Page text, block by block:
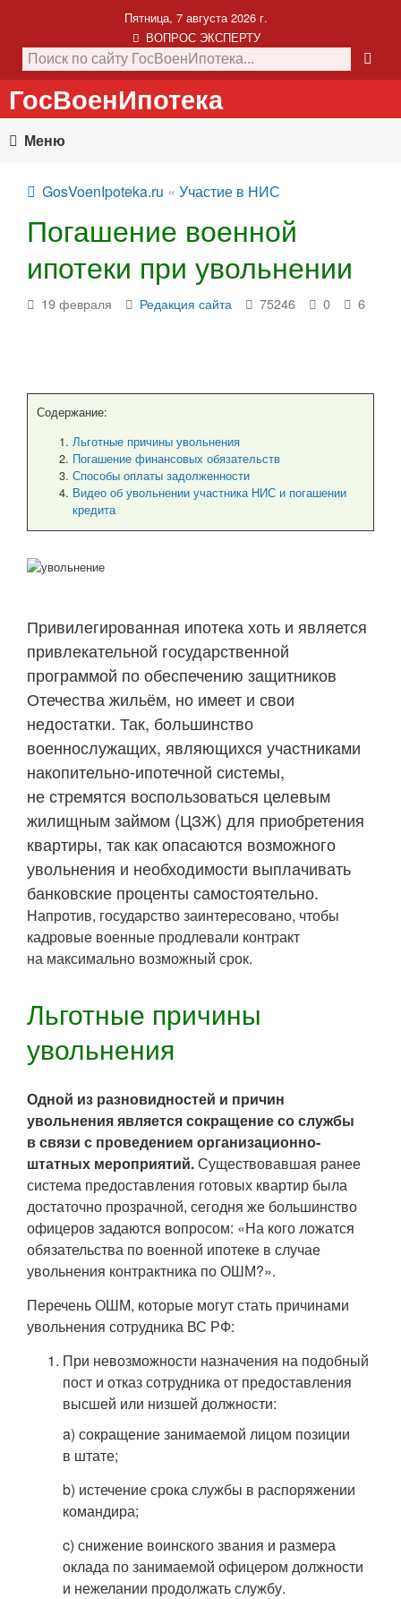
Пятница, 7 августа 2026 г.
ВОПРОС ЭКСПЕРТУ
ГосВоенИпотека
Меню
GosVoenIpoteka.ru « Участие в НИС
Погашение военной
ипотеки при увольнении
19 февраля Редакция сайта 75246 0 6
Содержание:
Льготные причины увольнения
Погашение финансовых обязательств
Способы оплаты задолженности
Видео об увольнении участника НИС и погашении
кредита
Привилегированная ипотека хоть и является
привлекательной государственной
программой по обеспечению защитников
Отечества жильём, но имеет и свои
недостатки. Так, большинство
военнослужащих, являющихся участниками
накопительно-ипотечной системы,
не стремятся воспользоваться целевым
жилищным займом (ЦЗЖ) для приобретения
квартиры, так как опасаются возможного
увольнения и необходимости выплачивать
банковские проценты самостоятельно.
Напротив, государство заинтересовано, чтобы
кадровые военные продлевали контракт
на максимально возможный срок.
Льготные причины
увольнения
Одной из разновидностей и причин
увольнения является сокращение со службы
в связи с проведением организационно-
штатных мероприятий.Существовавшая ранее
система предоставления готовых квартир была
достаточно прозрачной, сегодня же большинство
офицеров задаются вопросом: «На кого ложатся
обязательства по военной ипотеке в случае
увольнения контрактника по ОШМ?».
Перечень ОШМ, которые могут стать причинами
увольнения сотрудника ВС РФ:
При невозможности назначения на подобный
пост и отказ сотрудника от предоставления
высшей или низшей должности:
a) сокращение занимаемой лицом позиции
в штате;
b) истечение срока службы в распоряжении
командира;
c) снижение воинского звания и размера
оклада по занимаемой офицером должности
и нежелании продолжать службу.